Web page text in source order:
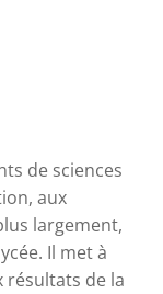
de sciences
aux
largement,
Il met à
résultats de la